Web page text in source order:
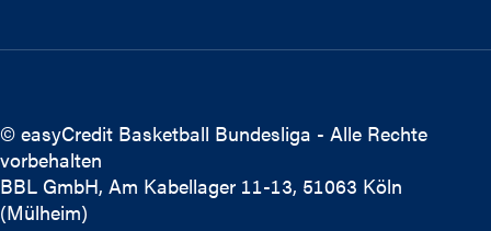
© easyCredit Basketball Bundesliga - Alle Rechte
vorbehalten
BBL GmbH, Am Kabellager 11-13, 51063 Köln
(Mülheim)